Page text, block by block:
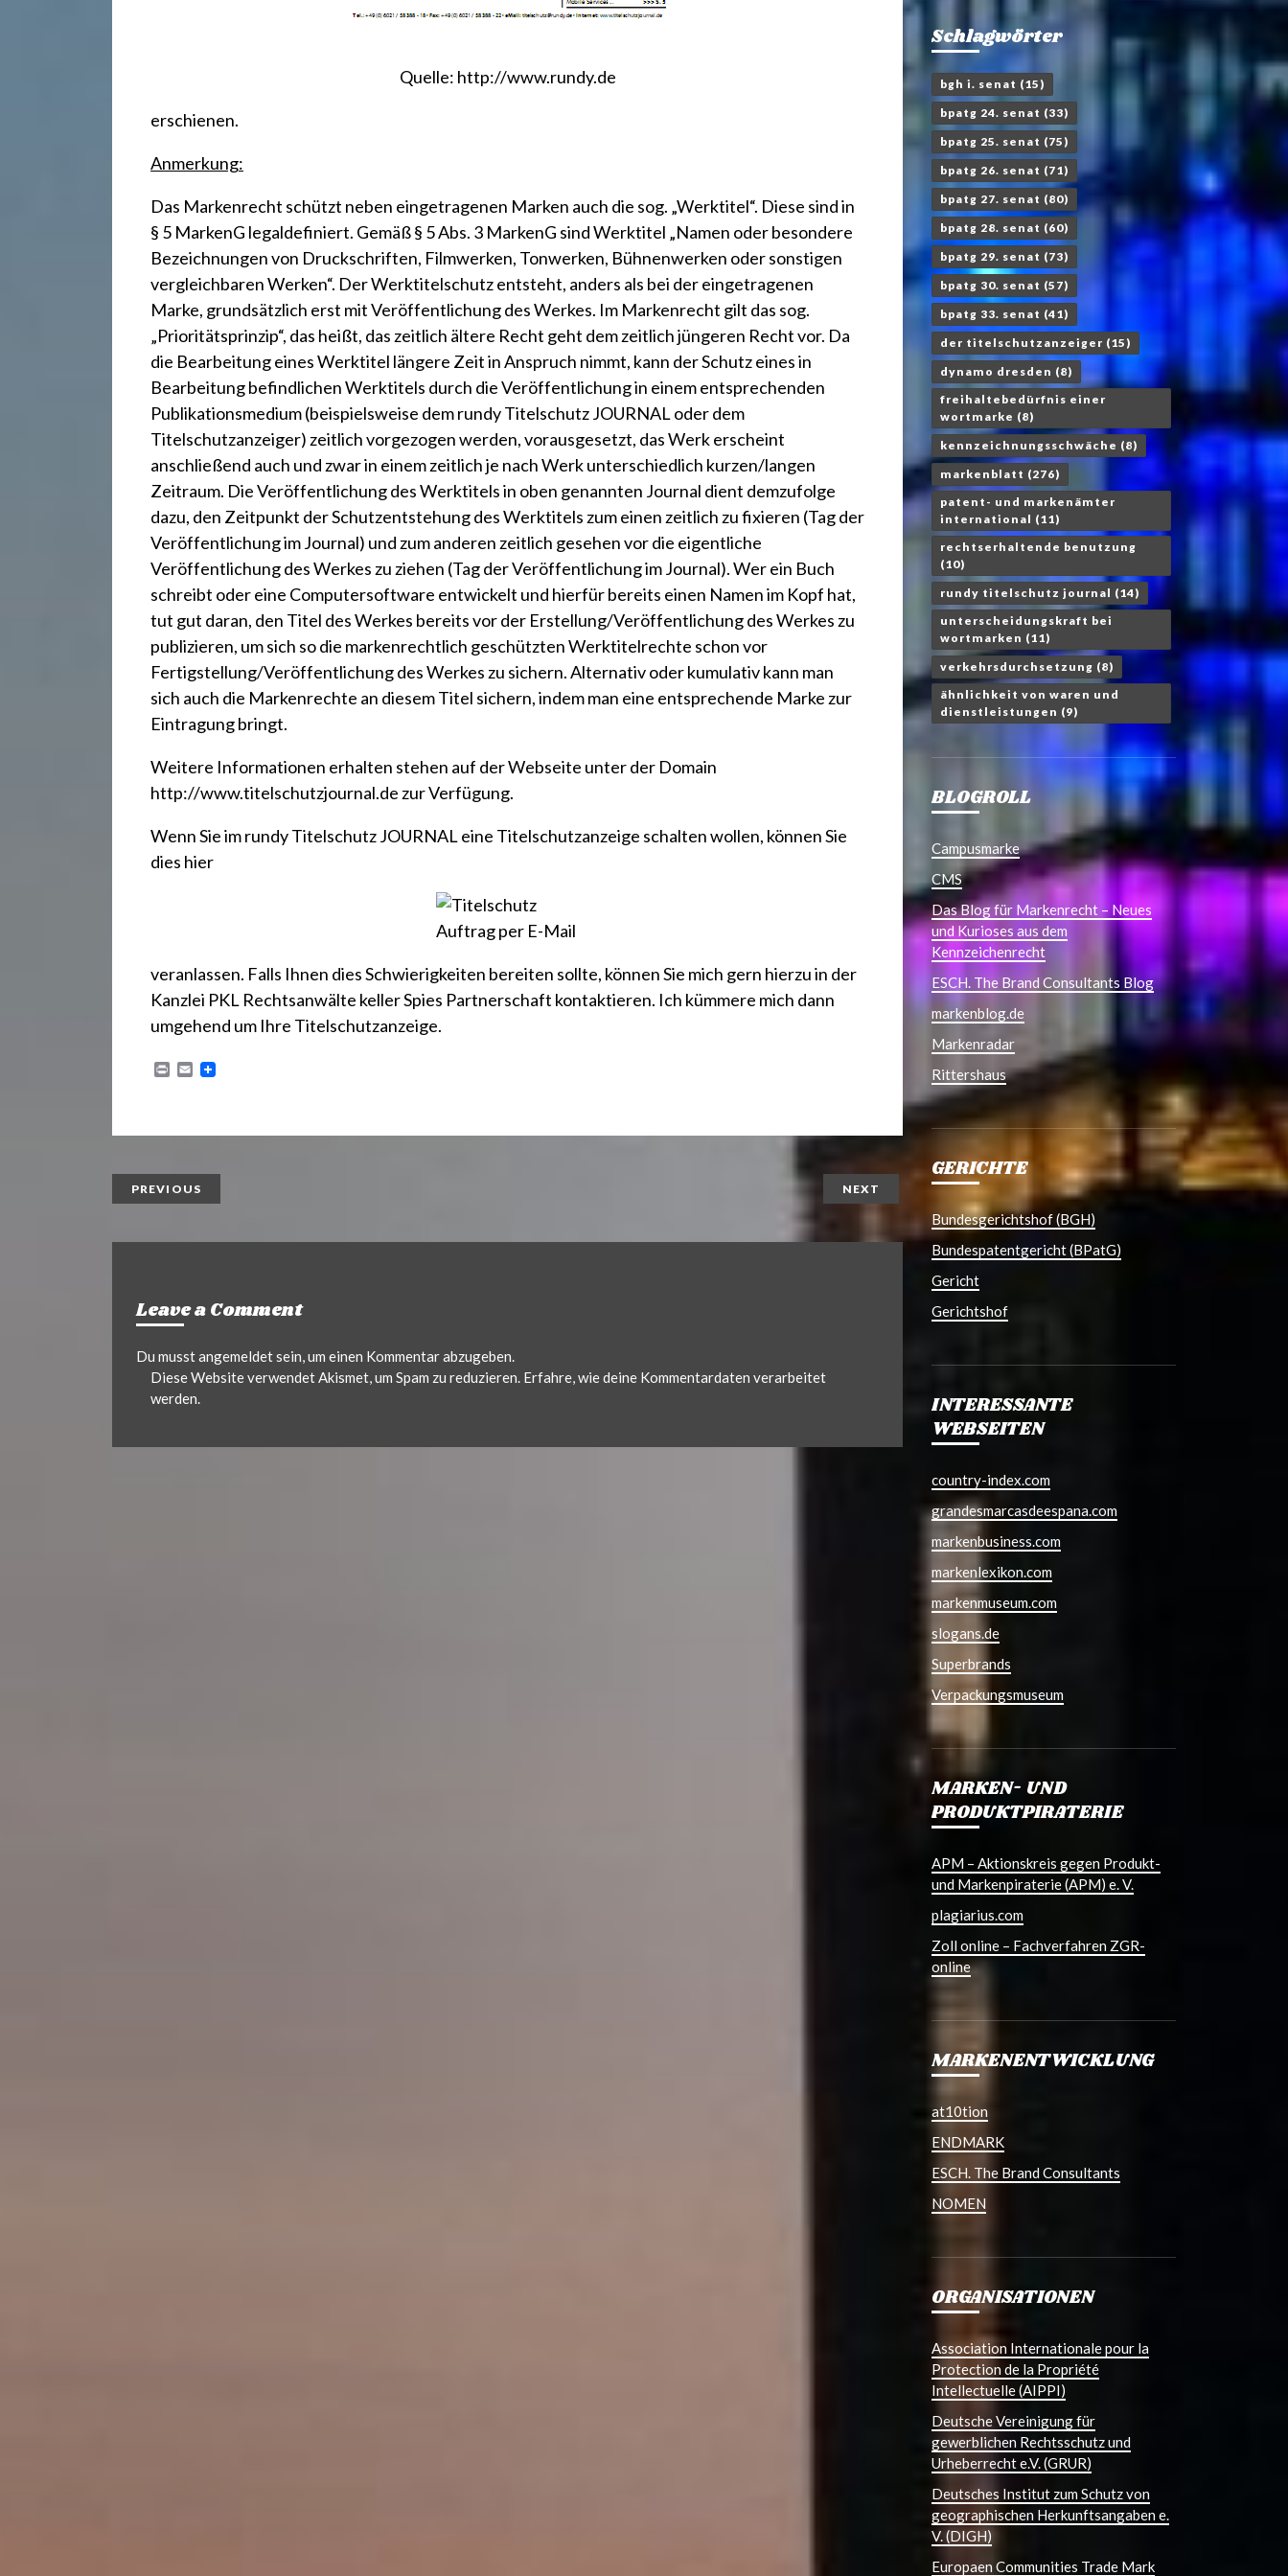
Quelle: http://www.rundy.de
erschienen.
Anmerkung:
Das Markenrecht schützt neben eingetragenen Marken auch die sog. „Werktitel“. Diese sind in
§ 5 MarkenG legaldefiniert. Gemäß § 5 Abs. 3 MarkenG sind Werktitel „Namen oder besondere
Bezeichnungen von Druckschriften, Filmwerken, Tonwerken, Bühnenwerken oder sonstigen
vergleichbaren Werken“. Der Werktitelschutz entsteht, anders als bei der eingetragenen
Marke, grundsätzlich erst mit Veröffentlichung des Werkes. Im Markenrecht gilt das sog.
„Prioritätsprinzip“, das heißt, das zeitlich ältere Recht geht dem zeitlich jüngeren Recht vor. Da
die Bearbeitung eines Werktitel längere Zeit in Anspruch nimmt, kann der Schutz eines in
Bearbeitung befindlichen Werktitels durch die Veröffentlichung in einem entsprechenden
Publikationsmedium (beispielsweise demrundy Titelschutz JOURNALoder dem
Titelschutzanzeiger) zeitlich vorgezogen werden, vorausgesetzt, das Werk erscheint
anschließend auch und zwar in einem zeitlich je nach Werk unterschiedlich kurzen/langen
Zeitraum. Die Veröffentlichung des Werktitels in oben genannten Journal dient demzufolge
dazu, den Zeitpunkt der Schutzentstehung des Werktitels zum einen zeitlich zu fixieren (Tag der
Veröffentlichung im Journal) und zum anderen zeitlich gesehen vor die eigentliche
Veröffentlichung des Werkes zu ziehen (Tag der Veröffentlichung im Journal). Wer ein Buch
schreibt oder eine Computersoftware entwickelt und hierfür bereits einen Namen im Kopf hat,
tut gut daran, den Titel des Werkes bereits vor der Erstellung/Veröffentlichung des Werkes zu
publizieren, um sich so die markenrechtlich geschützten Werktitelrechte schon vor
Fertigstellung/Veröffentlichung des Werkes zu sichern. Alternativ oder kumulativ kann man
sich auch die Markenrechte an diesem Titel sichern, indem man eine entsprechende Marke zur
Eintragung bringt.
Weitere Informationen erhalten stehen auf der Webseite unter der Domain
http://www.titelschutzjournal.de zur Verfügung.
Wenn Sie im rundy Titelschutz JOURNAL eine Titelschutzanzeige schalten wollen, können Sie
dies hier
veranlassen. Falls Ihnen dies Schwierigkeiten bereiten sollte, können Sie mich gern hierzu in der
Kanzlei PKL Rechtsanwälte keller Spies Partnerschaft kontaktieren. Ich kümmere mich dann
umgehend um Ihre Titelschutzanzeige.
E
PREVIOUS NEXT
Leave a Comment
Du musstangemeldetsein, um einen Kommentar abzugeben.
Diese Website verwendet Akismet, um Spam zu reduzieren. Erfahre, wie deine Kommentardaten verarbeitet
werden.
Schlagwörter
bgh i. senat (15)
bpatg 24. senat (33)
bpatg 25. senat (75)
bpatg 26. senat (71)
bpatg 27. senat (80)
bpatg 28. senat (60)
bpatg 29. senat (73)
bpatg 30. senat (57)
bpatg 33. senat (41)
der titelschutzanzeiger (15)
dynamo dresden (8)
freihaltebedürfnis einer
wortmarke (8)
kennzeichnungsschwäche (8)
markenblatt (276)
patent- und markenämter
international (11)
rechtserhaltende benutzung
(10)
rundy titelschutz journal (14)
unterscheidungskraft bei
wortmarken (11)
verkehrsdurchsetzung (8)
ähnlichkeit von waren und
dienstleistungen (9)
BLOGROLL
Campusmarke
CMS
Das Blog für Markenrecht – Neues
und Kurioses aus dem
Kennzeichenrecht
ESCH. The Brand Consultants Blog
markenblog.de
Markenradar
Rittershaus
GERICHTE
Bundesgerichtshof (BGH)
Bundespatentgericht (BPatG)
Gericht
Gerichtshof
INTERESSANTE
WEBSEITEN
country-index.com
grandesmarcasdeespana.com
markenbusiness.com
markenlexikon.com
markenmuseum.com
slogans.de
Superbrands
Verpackungsmuseum
MARKEN- UND
PRODUKTPIRATERIE
APM – Aktionskreis gegen Produkt-
und Markenpiraterie (APM) e. V.
plagiarius.com
Zoll online – Fachverfahren ZGR-
online
MARKENENTWICKLUNG
at10tion
ENDMARK
ESCH. The Brand Consultants
NOMEN
ORGANISATIONEN
Association Internationale pour la
Protection de la Propriété
Intellectuelle (AIPPI)
Deutsche Vereinigung für
gewerblichen Rechtsschutz und
Urheberrecht e.V. (GRUR)
Deutsches Institut zum Schutz von
geographischen Herkunftsangaben e.
V. (DIGH)
Europaen Communities Trade Mark